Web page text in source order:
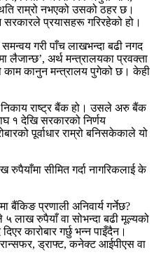
राम्रो नभएको उसको ठहर छ।
सरकारले प्रयासहरू गरिरहेको हो।
गरी पाँच लाखभन्दा बढी नगद
लैजान्छ’, अर्थ मन्त्रालयका प्रवक्ता
काम कानुन मन्त्रालय पुगेको छ। केही
निकाय राष्ट्र बैंक हो। उसले अरु बैंक
१ देखि सरकारको निर्णय
पूर्वाधार राम्रो बनिसकेकाले यो
सीमित गर्दा नागरिकलाई के
बैंकिङ प्रणाली अनिवार्य गर्नेछ?
लाख रुपैयाँ वा सोभन्दा बढी मूल्यको
कारोबार गर्छु भन्न पाइँदैन।
ड्राफ्ट, कनेक्ट आईपीएस वा